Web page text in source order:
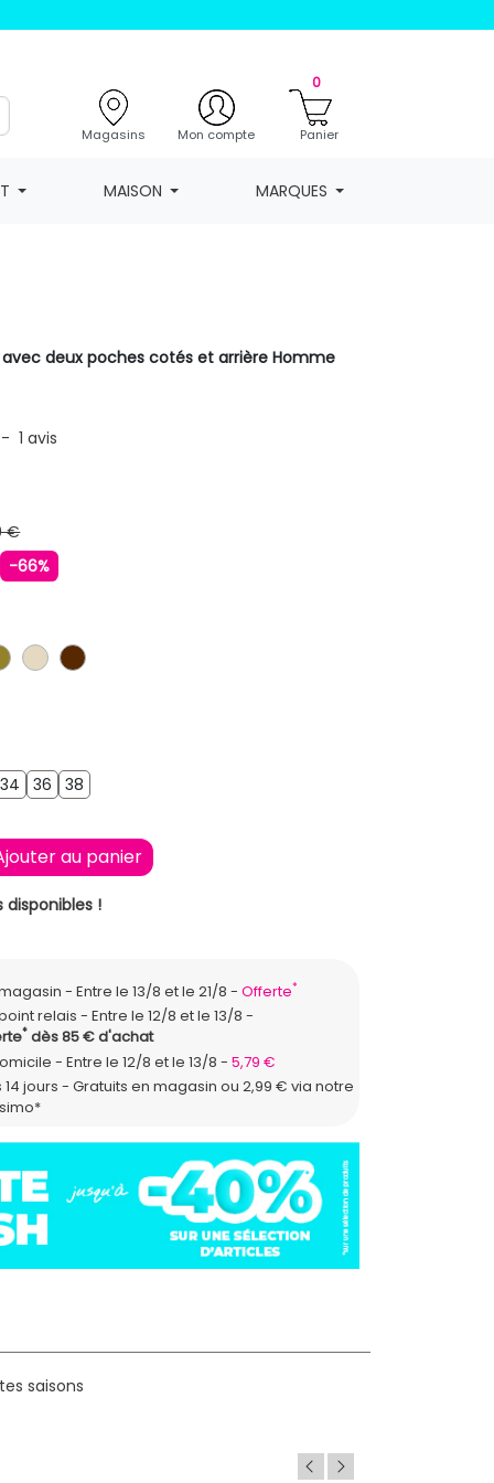
Magasins Mon compte
0
Panier
MAISON MARQUES
deux poches cotés et arrière Homme
- 1avis
€
-66%
PETROLE
KAKIBEIGEMARRON
34 3436 3638
au panier
disponibles !
Entre le 13/8 et le 21/8 Offerte*
relais
Entre le 12/8 et le 13/8
*dès 85 € d'achat
Entre le 12/8 et le 13/8
5,79 €
14 jours - Gratuits en magasin ou 2,99 € via notre
saisons